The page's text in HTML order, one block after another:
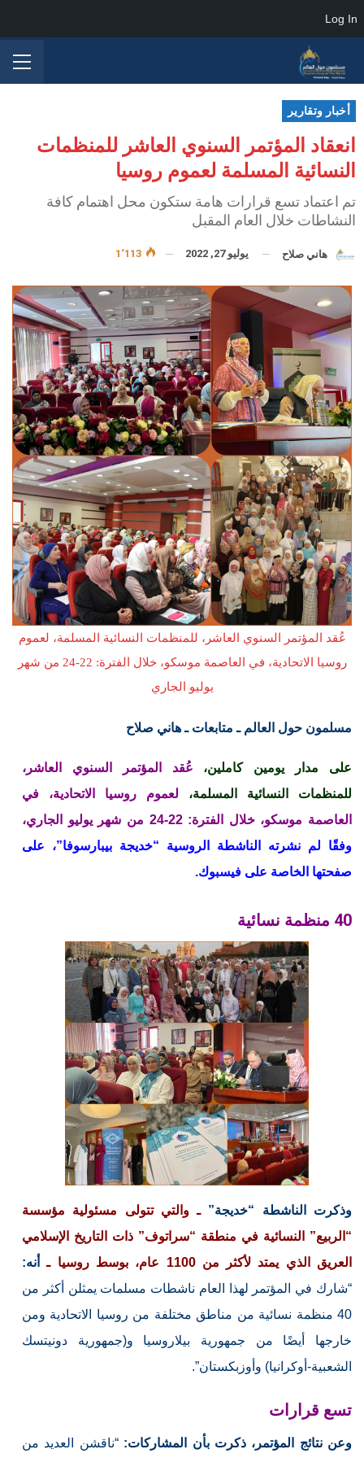
أخبار وتقارير
انعقاد المؤتمر السنوي العاشر للمنظمات
النسائية المسلمة لعموم روسيا
تم اعتماد تسع قرارات هامة ستكون محل اهتمام كافة
النشاطات خلال العام المقبل
هاني صلاح يوليو 27, 2022
عُقد المؤتمر السنوي العاشر، للمنظمات النسائية المسلمة، لعموم
روسيا الاتحادية، في العاصمة موسكو، خلال الفترة: 22-24 من شهر
يوليو الجاري
مسلمون حول العالم ـ متابعات ـ هاني صلاح
على مدار يومين كاملين، عُقد المؤتمر السنوي العاشر،
للمنظمات النسائية المسلمة، لعموم روسيا الاتحادية، في
العاصمة موسكو، خلال الفترة: 22-24 من شهر يوليو الجاري،
وفقًا لم نشرته الناشطة الروسية “خديجة بيبارسوفا”، على
صفحتها الخاصة على فيسبوك.
40 منظمة نسائية
وذكرت الناشطة “خديجة”ـ والتي تتولى مسئولية مؤسسة
“الربيع” النسائية في منطقة “سراتوف” ذات التاريخ الإسلامي
العريق الذي يمتد لأكثر من 1100 عام، بوسط روسيا ـ
أنه:
“شارك في المؤتمر لهذا العام ناشطات مسلمات يمثلن أكثر من
40 منظمة نسائية من مناطق مختلفة من روسيا الاتحادية ومن
خارجها أيضًا من جمهورية بيلاروسيا و(جمهورية دونيتسك
الشعبية-أوكرانيا) وأوزبكستان”.
تسع قرارات
وعن نتائج المؤتمر، ذكرت بأن المشاركات: “ناقشن العديد من
Log In